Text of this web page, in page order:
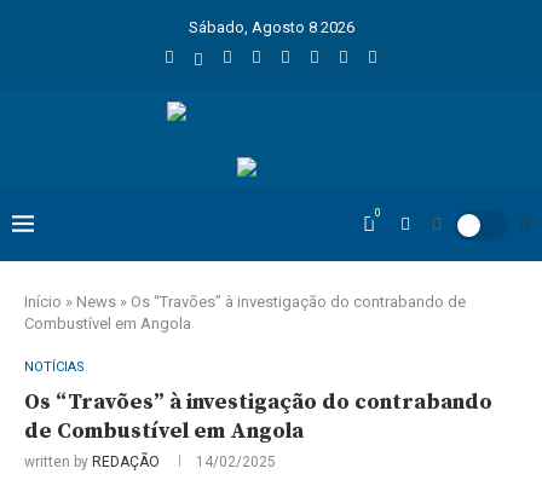
Sábado, Agosto 8 2026
0
Início » News » Os “Travões” à investigação do contrabando de
Combustível em Angola
NOTÍCIAS
Os “Travões” à investigação do contrabando
de Combustível em Angola
written by REDAÇÃO 14/02/2025